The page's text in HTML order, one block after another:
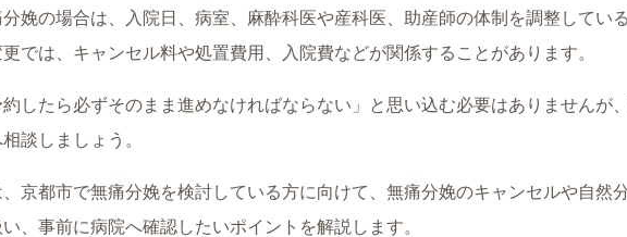
分娩の場合は、入院日、病室、麻酔科医や産科医、助産師の体制を調整してい
では、キャンセル料や処置費用、入院費などが関係することがあります。
約したら必ずそのまま進めなければならない」と思い込む必要はありません
談しましょう。
京都市で無痛分娩を検討している方に向けて、無痛分娩のキャンセルや自然
、事前に病院へ確認したいポイントを解説します。